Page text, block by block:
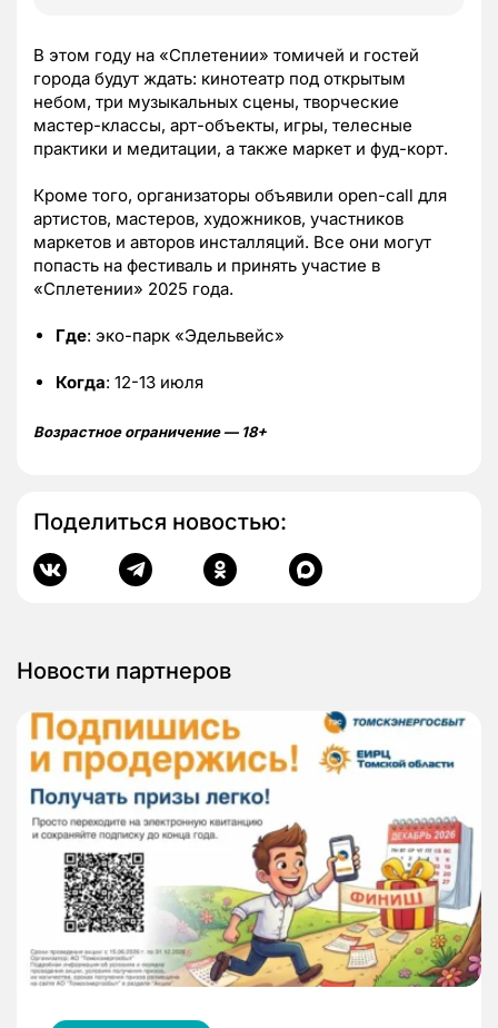
В этом году на «Сплетении» томичей и гостей
города будут ждать: кинотеатр под открытым
небом, три музыкальных сцены, творческие
мастер-классы, арт-объекты, игры, телесные
практики и медитации, а также маркет и фуд-корт.
Кроме того, организаторы объявили open-call для
артистов, мастеров, художников, участников
маркетов и авторов инсталляций. Все они могут
попасть на фестиваль и принять участие в
«Сплетении» 2025 года.
Где: эко-парк «Эдельвейс»
Когда: 12-13 июля
Возрастное ограничение — 18+
Поделиться новостью:
Новости партнеров